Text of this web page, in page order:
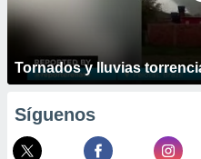
Tornados y lluvias
Síguenos